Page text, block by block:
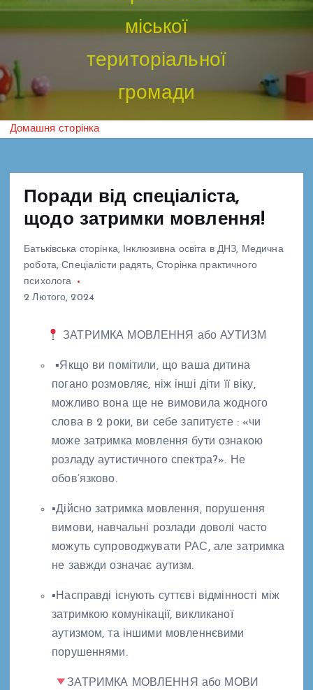
міської
територіальної
громади
Домашня сторінка
Поради від спеціаліста,
щодо затримки мовлення!
Батьківська сторінка, Інклюзивна освіта в ДНЗ, Медична
робота,Спеціалісти радять,Сторінка практичного
психолога
2 Лютого, 2024
ЗАТРИМКА МОВЛЕННЯ або АУТИЗМ
▪Якщо ви помітили, що ваша дитина
погано розмовляє, ніж інші діти її віку,
можливо вона ще не вимовила жодного
слова в 2 роки, ви себе запитуєте : «чи
може затримка мовлення бути ознакою
розладу аутистичного спектра?». Не
обов’язково.
▪Дійсно затримка мовлення, порушення
вимови, навчальні розлади доволі часто
можуть супроводжувати РАС, але затримка
не завжди означає аутизм.
▪Насправді існують суттєві відмінності між
затримкою комунікації, викликаної
аутизмом, та іншими мовленнєвими
порушеннями.
ЗАТРИМКА МОВЛЕННЯ або МОВИ